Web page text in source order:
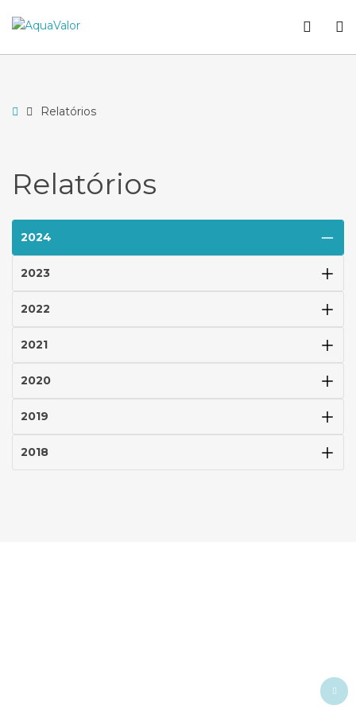
Relatórios
HomeRelatórios
Relatórios
2024
2023
2022
2021
2020
2019
2018
to